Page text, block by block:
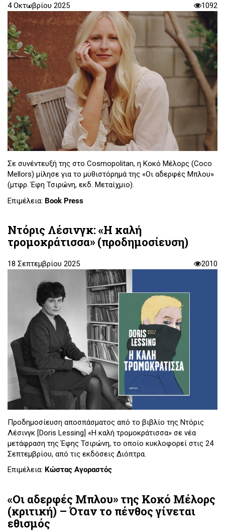
4 Οκτωβρίου 2025 1092
Σε συνέντευξή της στο Cosmopolitan, η Κοκό Μέλορς (Coco
Mellors) μίλησε για το μυθιστόρημά της «Οι αδερφές Μπλου»
(μτφρ. Έφη Τσιρώνη, εκδ. Μεταίχμιο).
Επιμέλεια: Book Press
Ντόρις Λέσινγκ: «Η καλή
τρομοκράτισσα» (προδημοσίευση)
18 Σεπτεμβρίου 2025 2010
Προδημοσίευση αποσπάσματος από το βιβλίο της Ντόρις
Λέσινγκ [Doris Lessing] «Η καλή τρομοκράτισσα» σε νέα
μετάφραση της Έφης Τσιρώνη, το οποίο κυκλοφορεί στις 24
Σεπτεμβρίου, από τις εκδόσεις Διόπτρα.
Επιμέλεια: Κώστας Αγοραστός
«Οι αδερφές Μπλου» της Κοκό Μέλορς
(κριτική) – Όταν το πένθος γίνεται
εθισμός